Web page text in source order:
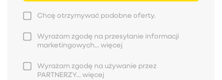
Chcę otrzymywać podobne oferty.
Wyrażam zgodę na przesyłanie informacji
marketingowych...więcej
Wyrażam zgodę na używanie przez
PARTNERZY...więcej